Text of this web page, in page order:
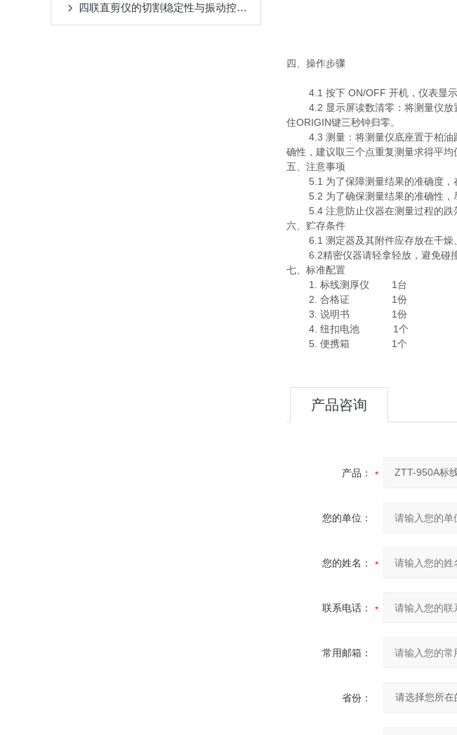
四联直剪仪的切割稳定性与振动控制方法
四、操作步骤
4.1 按下 ON/OFF 开机，仪表显
4.2 显示屏读数清零：将测量仪
住ORIGIN键三秒钟归零。
4.3 测量：将测量仪底座置于柏
确性，建议取三个点重复测量求得平均
五、注意事项
5.1 为了保障测量结果的准确度，
5.2 为了确保测量结果的准确性，
5.4 注意防止仪器在测量过程的跌
六、贮存条件
6.1 测定器及其附件应存放在干燥
6.2精密仪器请轻拿轻放，避免碰
七、标准配置
1. 标线测厚仪 1台
2. 合格证 1份
3. 说明书 1份
4. 纽扣电池 1个
5. 便携箱 1个
产品咨询
产品：
您的单位：
您的姓名：
联系电话：
常用邮箱：
省份：